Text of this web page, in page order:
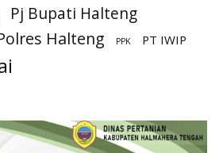
Pj Bupati Halteng
Halteng PPK PT IWIP